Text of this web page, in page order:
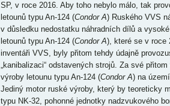
SP, v roce 2016. Aby toho nebylo málo, tak
letounů typu An-124 (Condor A) Ruského VVS
v důsledku nedostatku náhradních dílů a
letounů typu An-124 (Condor A), které se v roce
inventáři VVS, byly přitom tehdy údajně
„kanibalizaci“ odstavených strojů. Za své
výroby letounu typu An-124 (Condor A) na
Jediný motor ruské výroby, který by teoreticky
typu NK-32, pohonné jednotky nadzvukového